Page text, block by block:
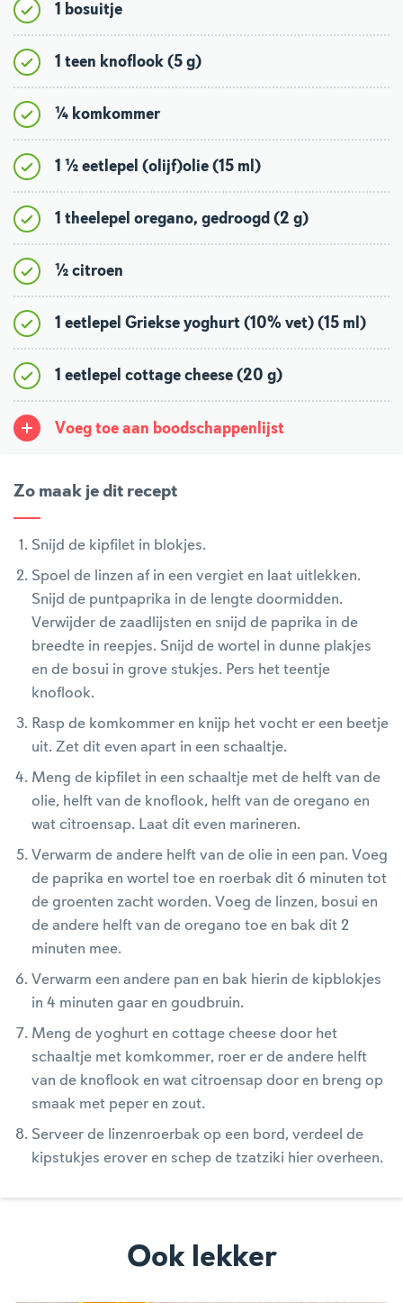
1 bosuitje
1 teen knoflook (5 g)
¼ komkommer
1 ½ eetlepel (olijf)olie (15 ml)
1 theelepel oregano, gedroogd (2 g)
½ citroen
1 eetlepel Griekse yoghurt (10% vet) (15 ml)
1 eetlepel cottage cheese (20 g)
Voeg toe aan boodschappenlijst
Zo maak je dit recept
Snijd de kipfilet in blokjes.
Spoel de linzen af in een vergiet en laat uitlekken.
Snijd de puntpaprika in de lengte doormidden.
Verwijder de zaadlijsten en snijd de paprika in de
breedte in reepjes. Snijd de wortel in dunne plakjes
en de bosui in grove stukjes. Pers het teentje
knoflook.
Rasp de komkommer en knijp het vocht er een beetje
uit. Zet dit even apart in een schaaltje.
Meng de kipfilet in een schaaltje met de helft van de
olie, helft van de knoflook, helft van de oregano en
wat citroensap. Laat dit even marineren.
Verwarm de andere helft van de olie in een pan. Voeg
de paprika en wortel toe en roerbak dit 6 minuten tot
de groenten zacht worden. Voeg de linzen, bosui en
de andere helft van de oregano toe en bak dit 2
minuten mee.
Verwarm een andere pan en bak hierin de kipblokjes
in 4 minuten gaar en goudbruin.
Meng de yoghurt en cottage cheese door het
schaaltje met komkommer, roer er de andere helft
van de knoflook en wat citroensap door en breng op
smaak met peper en zout.
Serveer de linzenroerbak op een bord, verdeel de
kipstukjes erover en schep de tzatziki hier overheen.
Ook lekker